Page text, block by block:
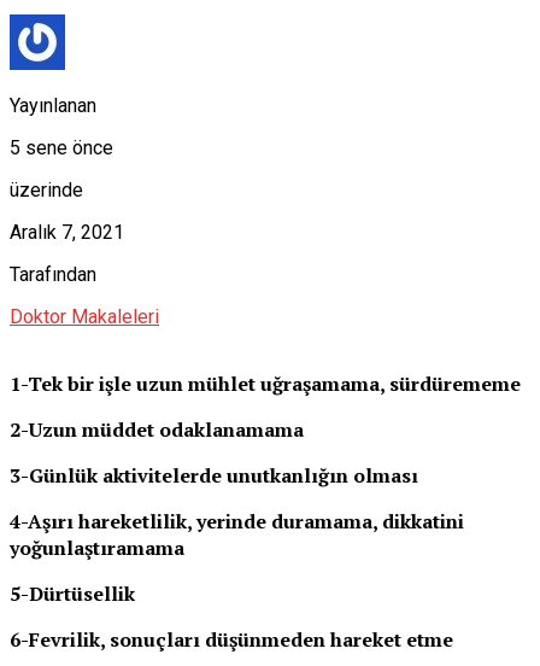
Yayınlanan
5 sene önce
üzerinde
Aralık 7, 2021
Tarafından
Doktor Makaleleri
1-Tek bir işle uzun mühlet uğraşamama, sürdürememe
2-Uzun müddet odaklanamama
3-Günlük aktivitelerde unutkanlığın olması
4-Aşırı hareketlilik, yerinde duramama, dikkatini
yoğunlaştıramama
5-Dürtüsellik
6-Fevrilik, sonuçları düşünmeden hareket etme